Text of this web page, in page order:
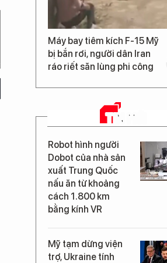
Máy bay tiêm kích F-15 Mỹ
bị bắn rơi, người dân Iran
ráo riết săn lùng phi công
TIN MỚI
Robot hình người
Dobot của nhà sản
xuất Trung Quốc
nấu ăn từ khoảng
cách 1.800 km
bằng kính VR
Mỹ tạm dừng viện
trợ, Ukraine tính